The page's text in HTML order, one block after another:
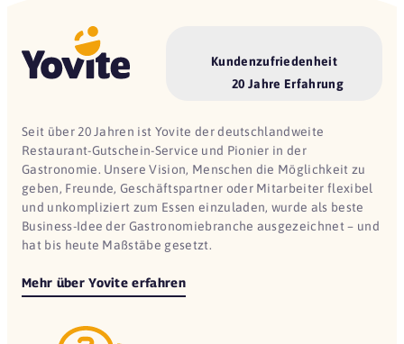
Kundenzufriedenheit
20 Jahre Erfahrung
Seit über 20 Jahren ist Yovite der deutschlandweite
Restaurant-Gutschein-Service und Pionier in der
Gastronomie. Unsere Vision, Menschen die Möglichkeit zu
geben, Freunde, Geschäftspartner oder Mitarbeiter flexibel
und unkompliziert zum Essen einzuladen, wurde als beste
Business-Idee der Gastronomiebranche ausgezeichnet – und
hat bis heute Maßstäbe gesetzt.
Mehr über Yovite erfahren